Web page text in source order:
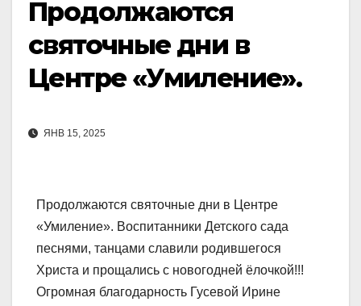
Продолжаются
святочные дни в
Центре «Умиление».
ЯНВ 15, 2025
Продолжаются святочные дни в Центре
«Умиление». Воспитанники Детского сада
песнями, танцами славили родившегося
Христа и прощались с новогодней ёлочкой!!!
Огромная благодарность Гусевой Ирине